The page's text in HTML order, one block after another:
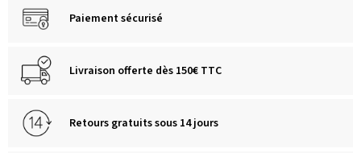
Paiement sécurisé
Livraison offerte dès 150€ TTC
Retours gratuits sous 14 jours